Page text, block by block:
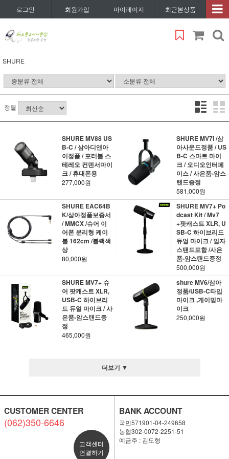
로그인 회원가입 마이페이지 최근본상품
SHURE
정렬
SHURE MV88 US
B-C / 삼아디앤아
이정품 / 포터블 스
테레오 컨덴서마이
크 / 휴대폰용
277,000원
SHURE MV7i /삼
아사운드정품 / US
B-C 스마트 마이
크 / 오디오인터페
이스 / 사은품-암스
탠드증정
581,000원
SHURE EAC64B
K/삼아정품보증서
/ MMCX /슈어 이
어폰 분리형 케이
블 162cm /블랙색
상
80,000원
SHURE MV7+ Po
dcast Kit / Mv7
+팟캐스트 XLR, U
SB-C 하이브리드
듀얼 마이크 / 일자
스탠드포함 /사은
품-암스탠드증정
500,000원
SHURE MV7+ 슈
어 팟캐스트 XLR,
USB-C 하이브리
드 듀얼 마이크 / 사
은품-암스탠드증
정
465,000원
shure MV6/삼아
정품/USB-C타입
마이크 ,게이밍마
이크
250,000원
더보기 ▼
CUSTOMER CENTER
(062)350-6646
고객센터
연결하기
BANK ACCOUNT
국민571901-04-249658
농협302-0072-2251-51
예금주 : 김도형